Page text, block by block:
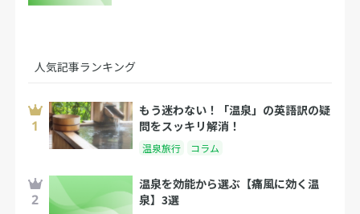
人気記事ランキング
もう迷わない！「温泉」の英語訳の疑
問をスッキリ解消！
温泉旅行 コラム
温泉を効能から選ぶ【痛風に効く温
泉】3選